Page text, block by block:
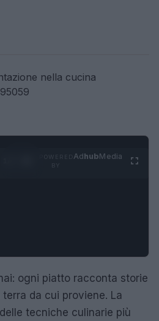
AdhubMedia
ogni piatto racconta storie
da cui proviene. La
tecniche culinarie più